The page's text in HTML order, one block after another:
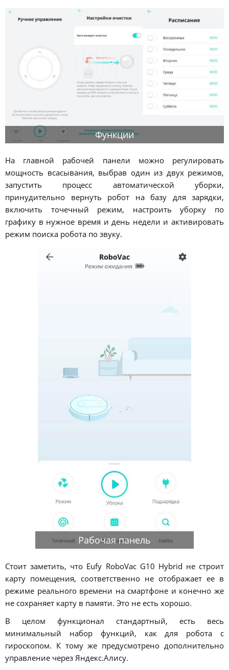
Функции
На главной рабочей панели можно регулировать
мощность всасывания, выбрав один из двух режимов,
запустить процесс автоматической уборки,
принудительно вернуть робот на базу для зарядки,
включить точечный режим, настроить уборку по
графику в нужное время и день недели и активировать
режим поиска робота по звуку.
Рабочая панель
Стоит заметить, что Eufy RoboVac G10 Hybrid не строит
карту помещения, соответственно не отображает ее в
режиме реального времени на смартфоне и конечно же
не сохраняет карту в памяти. Это не есть хорошо.
В целом функционал стандартный, есть весь
минимальный набор функций, как для робота с
гироскопом. К тому же предусмотрено дополнительно
управление через Яндекс.Алису.